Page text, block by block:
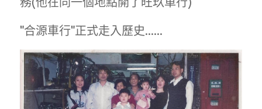
"合源車行"正式走入歷史......